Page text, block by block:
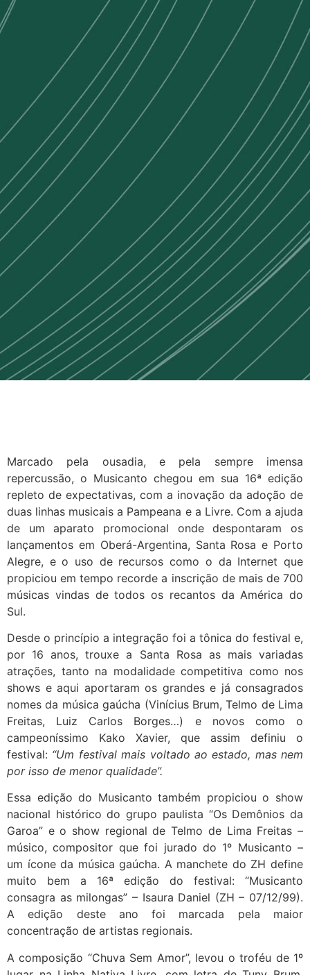
Marcado pela ousadia, e pela sempre imensa
repercussão, o Musicanto chegou em sua 16ª edição
repleto de expectativas, com a inovação da adoção de
duas linhas musicais a Pampeana e a Livre. Com a ajuda
de um aparato promocional onde despontaram os
lançamentos em Oberá-Argentina, Santa Rosa e Porto
Alegre, e o uso de recursos como o da Internet que
propiciou em tempo recorde a inscrição de mais de 700
músicas vindas de todos os recantos da América do
Sul.
Desde o princípio a integração foi a tônica do festival e,
por 16 anos, trouxe a Santa Rosa as mais variadas
atrações, tanto na modalidade competitiva como nos
shows e aqui aportaram os grandes e já consagrados
nomes da música gaúcha (Vinícius Brum, Telmo de Lima
Freitas, Luiz Carlos Borges…) e novos como o
campeoníssimo Kako Xavier, que assim definiu o
festival: “Um festival mais voltado ao estado, mas nem
por isso de menor qualidade”.
Essa edição do Musicanto também propiciou o show
nacional histórico do grupo paulista “Os Demônios da
Garoa” e o show regional de Telmo de Lima Freitas –
músico, compositor que foi jurado do 1º Musicanto –
um ícone da música gaúcha. A manchete do ZH define
muito bem a 16ª edição do festival: “Musicanto
consagra as milongas” – Isaura Daniel (ZH – 07/12/99).
A edição deste ano foi marcada pela maior
concentração de artistas regionais.
A composição “Chuva Sem Amor”, levou o troféu de 1º